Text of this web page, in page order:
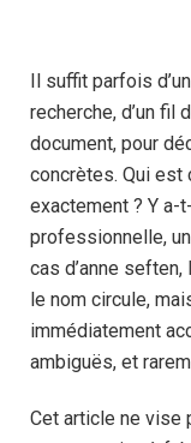
Il suffit parfois
recherche, d’un fil
document, pour
concrètes. Qui est
exactement ? Y a-
professionnelle,
cas d’anne
le nom circule,
immédiatement
ambiguës, et
Cet article ne vise